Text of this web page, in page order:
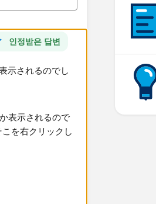
인정받은 답변
示されるのでし
クしてフィルタ